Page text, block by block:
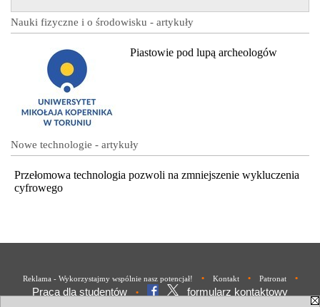
Nauki fizyczne i o środowisku - artykuły
Piastowie pod lupą archeologów
Nowe technologie - artykuły
Przełomowa technologia pozwoli na zmniejszenie wykluczenia
cyfrowego
Reklama - Wykorzystajmy wspólnie nasz potencjał! • Kontakt • Patronat •
Praca dla studentów • formularz kontaktowy